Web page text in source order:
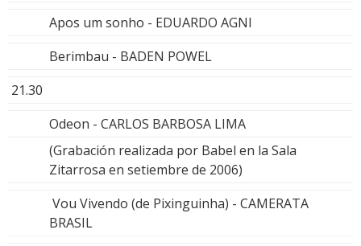
Apos um sonho - EDUARDO AGNI
Berimbau - BADEN POWEL
21.30
Odeon - CARLOS BARBOSA LIMA
(Grabación realizada por Babel en la Sala
Zitarrosa en setiembre de 2006)
Vou Vivendo (de Pixinguinha) - CAMERATA
BRASIL